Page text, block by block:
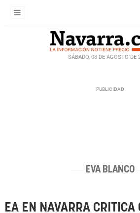
SÁBADO, 08 DE AGOSTO DE
EVA BLANCO
EA EN NAVARRA CRITICA